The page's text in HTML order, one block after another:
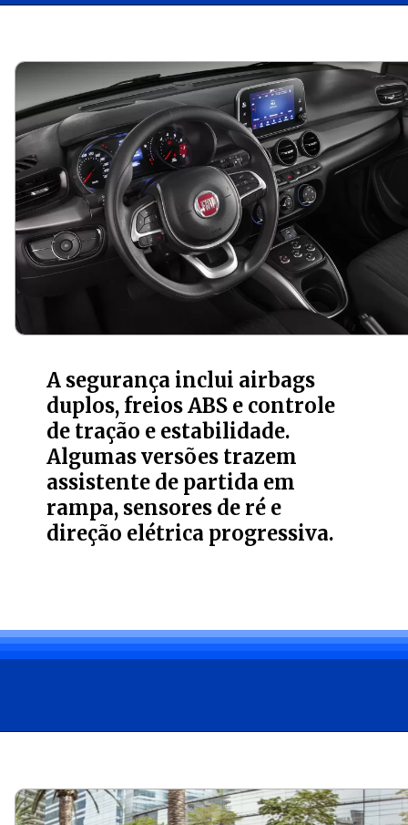
A segurança inclui airbags
duplos, freios ABS e controle
de tração e estabilidade.
Algumas versões trazem
assistente de partida em
rampa, sensores de ré e
direção elétrica progressiva.